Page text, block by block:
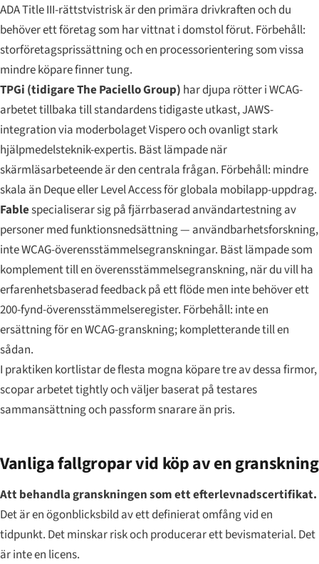
ADA Title III-rättstvistrisk är den primära drivkraften och du
behöver ett företag som har vittnat i domstol förut. Förbehåll:
storföretagsprissättning och en processorientering som vissa
mindre köpare finner tung.
TPGi (tidigare The Paciello Group) har djupa rötter i WCAG-
arbetet tillbaka till standardens tidigaste utkast, JAWS-
integration via moderbolaget Vispero och ovanligt stark
hjälpmedelsteknik-expertis. Bäst lämpade när
skärmläsarbeteende är den centrala frågan. Förbehåll: mindre
skala än Deque eller Level Access för globala mobilapp-uppdrag.
Fablespecialiserar sig på fjärrbaserad användartestning av
personer med funktionsnedsättning — användbarhetsforskning,
inte WCAG-överensstämmelsegranskningar. Bäst lämpade som
komplement till en överensstämmelsegranskning, när du vill ha
erfarenhetsbaserad feedback på ett flöde men inte behöver ett
200-fynd-överensstämmelseregister. Förbehåll: inte en
ersättning för en WCAG-granskning; kompletterande till en
sådan.
I praktiken kortlistar de flesta mogna köpare tre av dessa firmor,
scopar arbetet tightly och väljer baserat på testares
sammansättning och passform snarare än pris.
Vanliga fallgropar vid köp av en granskning
Att behandla granskningen som ett efterlevnadscertifikat.
Det är en ögonblicksbild av ett definierat omfång vid en
tidpunkt. Det minskar risk och producerar ett bevismaterial. Det
är inte en licens.